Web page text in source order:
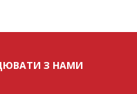
З НАМИ